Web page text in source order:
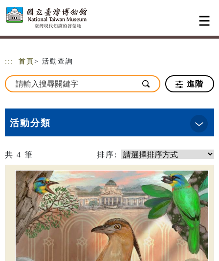
跳到主要內容
網站導覽
::: 首頁 > 活動查詢
進階
活動分類
共 4 筆 排序: